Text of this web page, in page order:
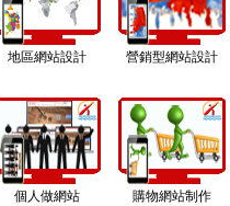
地區網站設計 營銷型網站設計
個人做網站 購物網站制作